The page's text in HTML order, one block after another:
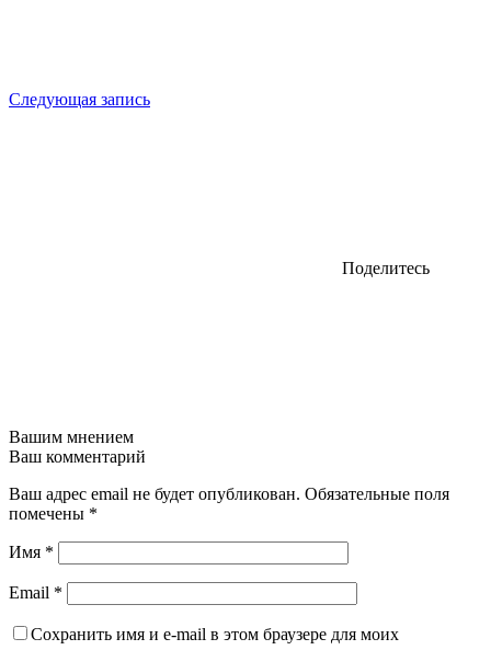
Следующая запись
Поделитесь
Вашим мнением
Ваш комментарий
Ваш адрес email не будет опубликован. Обязательные поля
помечены *
Имя *
Email *
Сохранить имя и e-mail в этом браузере для моих